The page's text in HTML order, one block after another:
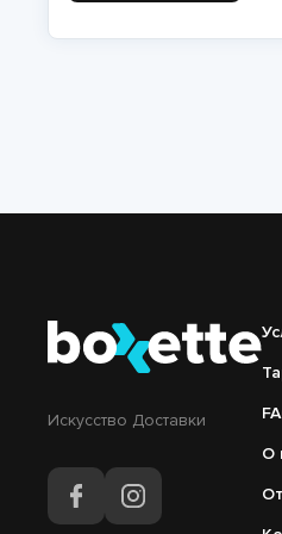
Искусство Доставки
О